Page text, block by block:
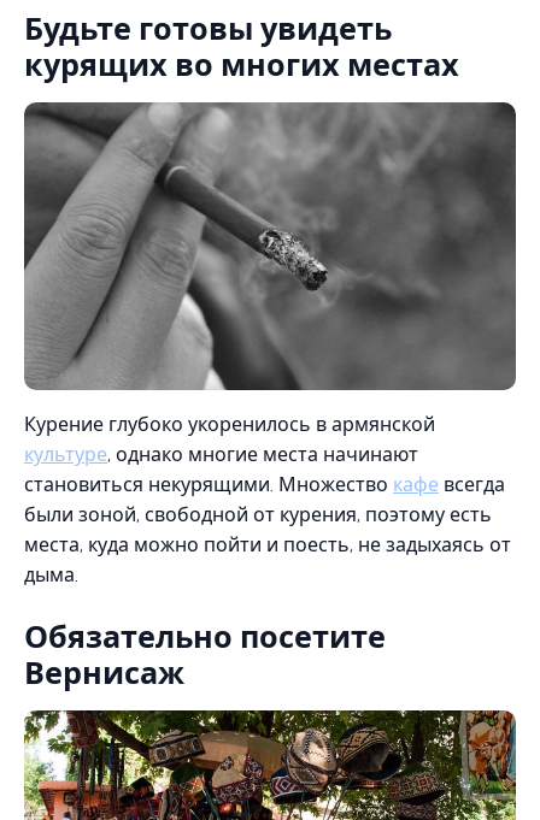
Будьте готовы увидеть
курящих во многих местах
Курение глубоко укоренилось в армянской
культуре, однако многие места начинают
становиться некурящими. Множество кафе всегда
были зоной, свободной от курения, поэтому есть
места, куда можно пойти и поесть, не задыхаясь от
дыма.
Обязательно посетите
Вернисаж